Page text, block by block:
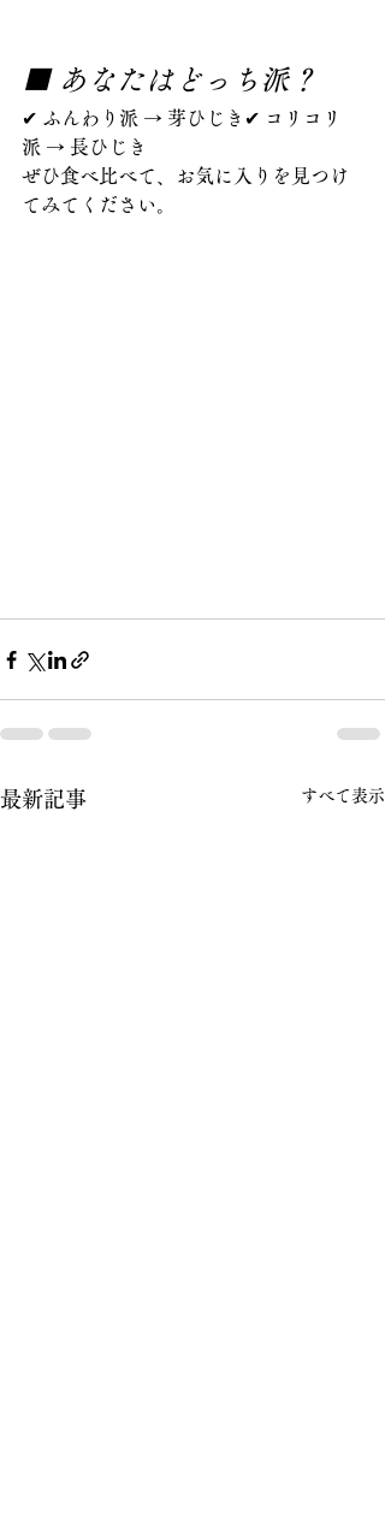
■ あなたはどっち派？
✔ ふんわり派 → 芽ひじき✔ コリコリ
派 → 長ひじき
ぜひ食べ比べて、お気に入りを見つけ
てみてください。
最新記事 すべて表示